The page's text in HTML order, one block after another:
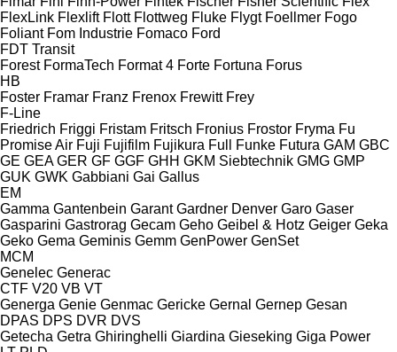
FlexLink Flexlift Flott Flottweg Fluke Flygt Foellmer Fogo
Foliant Fom Industrie Fomaco Ford
FDT Transit
Forest FormaTech Format 4 Forte Fortuna Forus
HB
Foster Framar Franz Frenox Frewitt Frey
F-Line
Friedrich Friggi Fristam Fritsch Fronius Frostor Fryma Fu
Promise Air Fuji Fujifilm Fujikura Full Funke Futura GAM GBC
GE GEA GER GF GGF GHH GKM Siebtechnik GMG GMP
GUK GWK Gabbiani Gai Gallus
EM
Gamma Gantenbein Garant Gardner Denver Garo Gaser
Gasparini Gastrorag Gecam Geho Geibel & Hotz Geiger Geka
Geko Gema Geminis Gemm GenPower GenSet
MCM
Genelec Generac
CTF V20 VB VT
Generga Genie Genmac Gericke Gernal Gernep Gesan
DPAS DPS DVR DVS
Getecha Getra Ghiringhelli Giardina Gieseking Giga Power